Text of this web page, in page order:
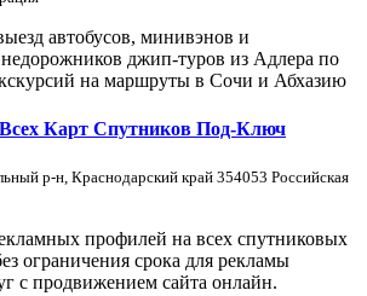
автобусов, минивэнов и
джип-туров из Адлера по
на маршруты в Сочи и Абхазию
Карт Спутников Под-Ключ
р-н, Краснодарский край 354053 Российская
профилей на всех спутниковых
ограничения срока для рекламы
с продвижением сайта онлайн.